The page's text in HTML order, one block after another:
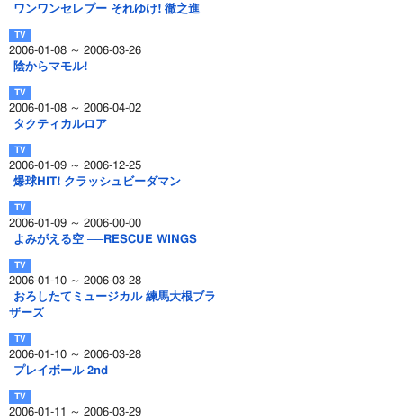
ワンワンセレプー それゆけ! 徹之進
2006-01-08 ～ 2006-03-26
陰からマモル!
2006-01-08 ～ 2006-04-02
タクティカルロア
2006-01-09 ～ 2006-12-25
爆球HIT! クラッシュビーダマン
2006-01-09 ～ 2006-00-00
よみがえる空 ──RESCUE WINGS
2006-01-10 ～ 2006-03-28
おろしたてミュージカル 練馬大根ブラ
ザーズ
2006-01-10 ～ 2006-03-28
プレイボール 2nd
2006-01-11 ～ 2006-03-29